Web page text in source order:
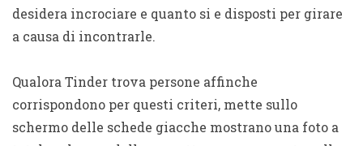
desidera incrociare e quanto si e disposti per girare
a causa di incontrarle.
Qualora Tinder trova persone affinche
corrispondono per questi criteri, mette sullo
schermo delle schede giacche mostrano una foto a